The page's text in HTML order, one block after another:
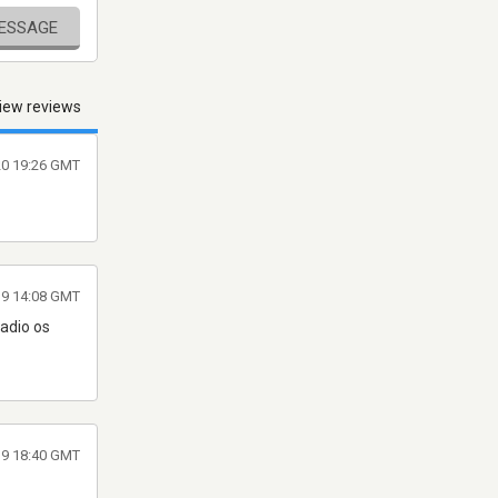
reviews
19:26 GMT
os
14:08 GMT
18:40 GMT